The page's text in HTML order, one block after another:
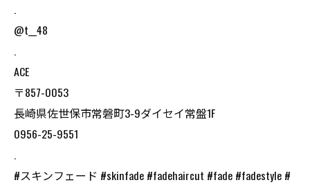
.
@t__48
.
ACE
〒857-0053
長崎県佐世保市常磐町3-9ダイセイ常盤1F
0956-25-9551
.
#スキンフェード #skinfade #fadehaircut #fade #fadestyle #